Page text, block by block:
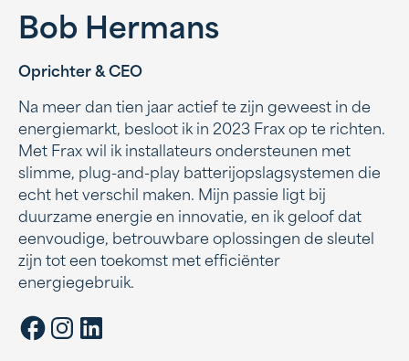
Bob Hermans
Oprichter & CEO
Na meer dan tien jaar actief te zijn geweest in de
energiemarkt, besloot ik in 2023 Frax op te richten.
Met Frax wil ik installateurs ondersteunen met
slimme, plug-and-play batterijopslagsystemen die
echt het verschil maken. Mijn passie ligt bij
duurzame energie en innovatie, en ik geloof dat
eenvoudige, betrouwbare oplossingen de sleutel
zijn tot een toekomst met efficiënter
energiegebruik.